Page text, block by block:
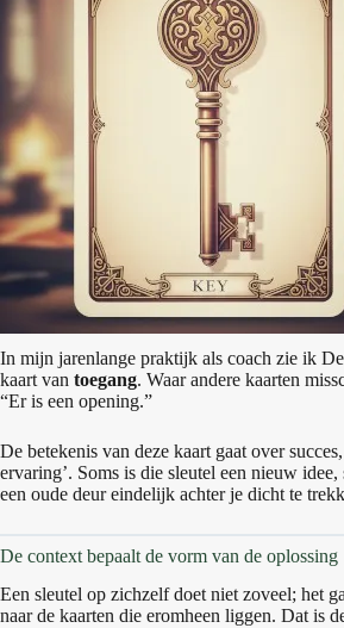
In mijn jarenlange praktijk als coach zie ik
kaart van toegang. Waar andere kaarten
“Er is een opening.”
De betekenis van deze kaart gaat over
ervaring’. Soms is die sleutel een nieuw
een oude deur eindelijk achter je dicht te
De context bepaalt de vorm van de oplossing
Een sleutel op zichzelf doet niet zoveel; het
naar de kaarten die eromheen liggen. Dat is